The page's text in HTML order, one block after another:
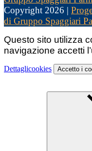
Copyright 2026 |
di Gruppo Spaggiari
Questo sito utilizza
navigazione accetti
Dettaglicookies Accetto i